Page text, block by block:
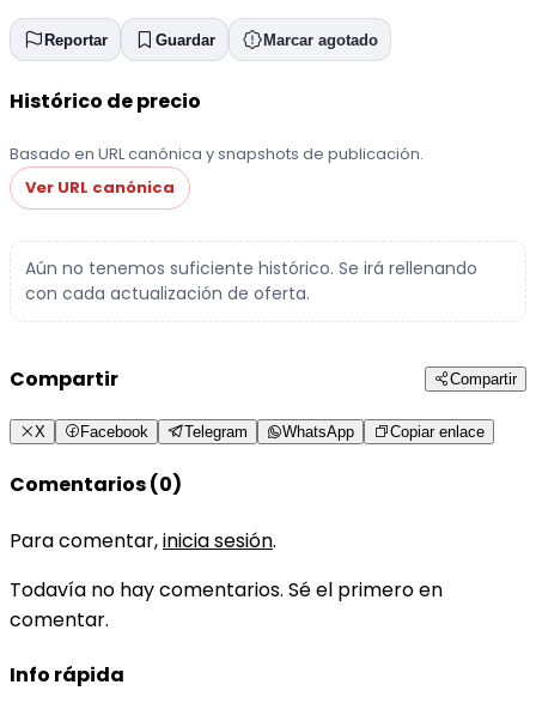
Reportar Guardar Marcar agotado
Histórico de precio
Basado en URL canónica y snapshots de publicación.
Ver URL canónica
Aún no tenemos suficiente histórico. Se irá rellenando
con cada actualización de oferta.
Compartir Compartir
X Facebook Telegram WhatsApp Copiar enlace
Comentarios (0)
Para comentar,inicia sesión.
Todavía no hay comentarios. Sé el primero en
comentar.
Info rápida